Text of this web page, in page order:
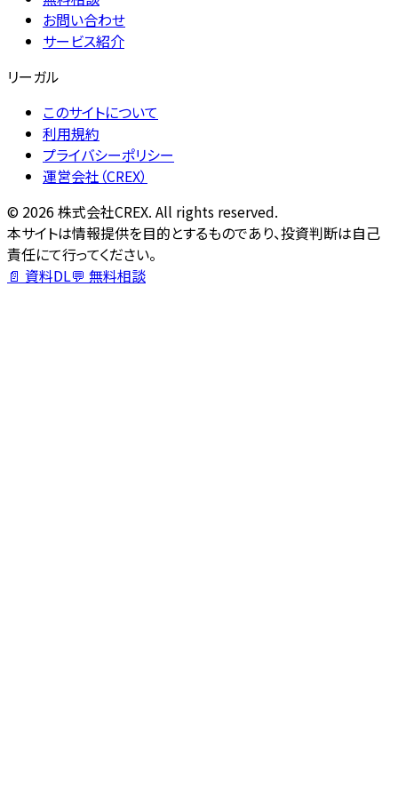
お問い合わせ
サービス紹介
リーガル
このサイトについて
利用規約
プライバシーポリシー
運営会社（CREX）
© 2026株式会社CREX. All rights reserved.
本サイトは情報提供を目的とするものであり、投資判断は自己
責任にて行ってください。
📄 資料DL💬 無料相談